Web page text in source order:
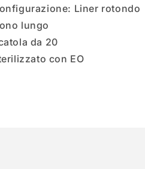
Liner rotondo
lungo
da 20
con EO